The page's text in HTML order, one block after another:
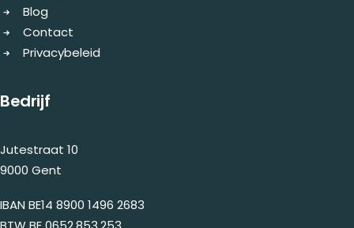
Blog
Contact
Privacybeleid
Bedrijf
Jutestraat 10
9000 Gent
IBAN BE14 8900 1496 2683